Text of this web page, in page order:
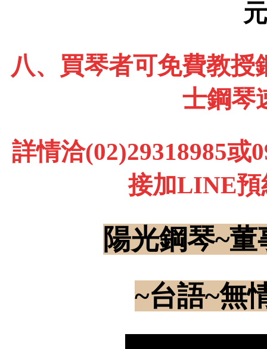
八、買琴者可免費教授
士鋼琴
詳情洽(02)29318985或
接加LINE預
陽光鋼琴~
~台語~無